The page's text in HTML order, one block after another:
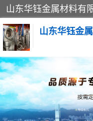
山东华钰金
不锈钢管
管件标准件